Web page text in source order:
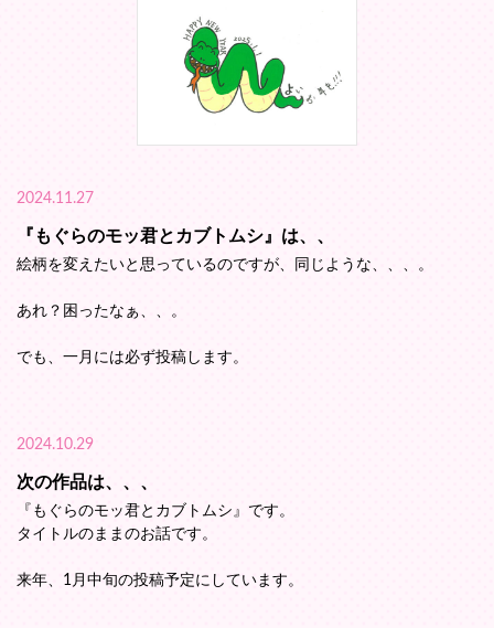
2024.11.27
『もぐらのモッ君とカブトムシ』は、、
絵柄を変えたいと思っているのですが、同じような、、、。
あれ？困ったなぁ、、。
でも、一月には必ず投稿します。
2024.10.29
次の作品は、、、
『もぐらのモッ君とカブトムシ』です。
タイトルのままのお話です。
来年、1月中旬の投稿予定にしています。